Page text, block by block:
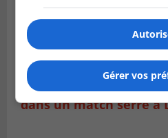
LONGUEUIL
Publié le 5 août 2026 à 08h38
Les Ducs s’inclinent
dans un match serré à
Gérer vos